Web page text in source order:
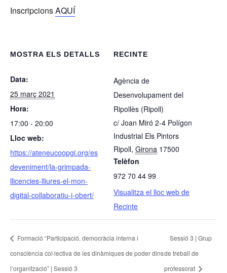
InscripcionsAQUÍ
MOSTRA ELS DETALLS
Data:
25 març 2021
Hora:
17:00 - 20:00
Lloc web:
https://ateneucoopgi.org/es
deveniment/la-grimpada-
llicencies-lliures-el-mon-
digital-collaboratiu-i-obert/
RECINTE
Agència de
Desenvolupament del
Ripollès (Ripoll)
c/ Joan Miró 2-4 Polígon
Industrial Els Pintors
Ripoll, Girona 17500
Telèfon
972 70 44 99
Visualitza el lloc web de
Recinte
Formació “Participació, democràcia interna i
consciència col·lectiva de les dinàmiques de poder dins
l’organització” | Sessió 3
Sessió 3 | Grup
de treball de
professorat